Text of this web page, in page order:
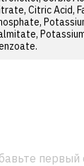
Citric Acid,
первый